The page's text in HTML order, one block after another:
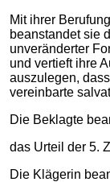
Mit ihrer
beanstandet sie
unveränderter
und vertieft ihre
auszulegen,
vereinbarte
Die Beklagte
das Urteil der 5.
Die Klägerin